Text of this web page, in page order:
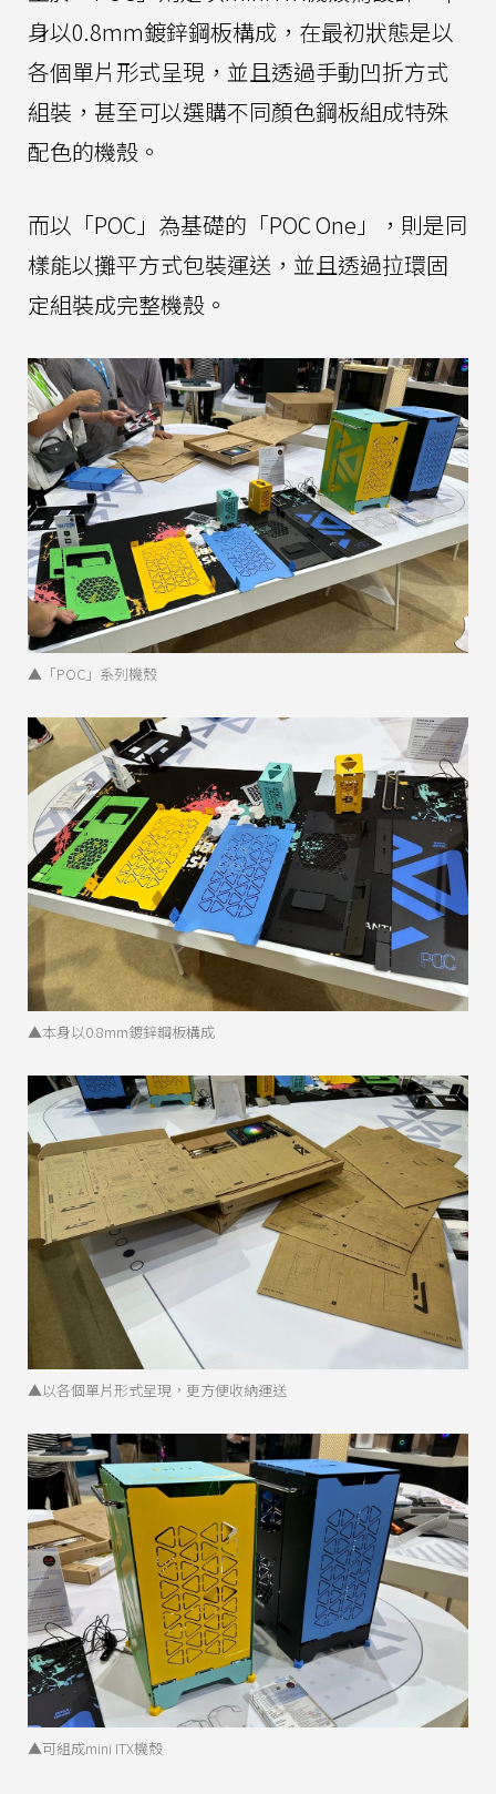
身以0.8mm鍍鋅鋼板構成，在最初狀態是以
各個單片形式呈現，並且透過手動凹折方式
組裝，甚至可以選購不同顏色鋼板組成特殊
配色的機殼。
而以「POC」為基礎的「POC One」，則是同
樣能以攤平方式包裝運送，並且透過拉環固
定組裝成完整機殼。
▲「POC」系列機殼
▲本身以0.8mm鍍鋅鋼板構成
▲以各個單片形式呈現，更方便收納運送
▲可組成mini ITX機殼